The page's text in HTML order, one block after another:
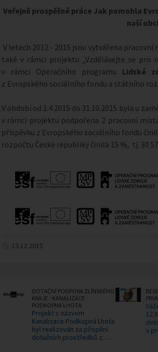
Veřejně prospěšné práce Jak pomohla
naší
V letech 2012 - 2015 jsou vytvářena
také v rámci projektu „Vzdělávejte se
v rámci Operačního programu Lidské
z Evropského sociálního fondu a státního
V období od 1.4.2015 do 31.10.2015 byla u
v rámci projektu podpořena 2 pracovní
příspěvku z Evropského sociálního fondu
rozpočtu České republiky činila 15 %, tj. 30
13.12.2015
DOTAČNÍ PODPORA ZLÍNSKÉHO
KRAJE - KANALIZACE
PODKOPNÁ LHOTA
Projekt s názvem
Kanalizace Podkopná Lhota
byl realizován za přispění
dotačních prostředků z…
v